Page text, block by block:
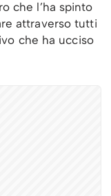
che l’ha spinto
attraverso tutti
che ha ucciso